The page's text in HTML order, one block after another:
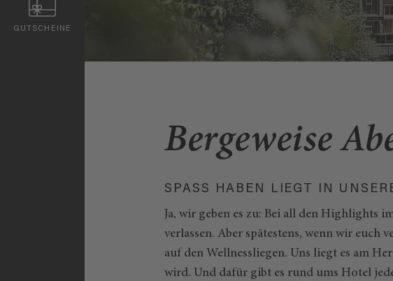
GUTSCHEINE
Bergeweise
SPASS HABEN LIEGT IN
Ja, wir geben es zu: Bei all den Highlights
verlassen. Aber spätestens, wenn wir euch
auf den Wellnessliegen. Uns liegt es am
wird. Und dafür gibt es rund ums Hotel